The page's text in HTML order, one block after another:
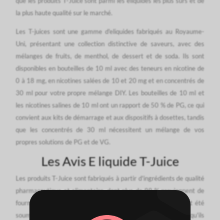
la plus haute qualité sur le marché.
Les T-juices sont une gamme d'eliquides fabriqués au Royaume-
Uni, présentant une collection distinctive de saveurs, avec des
mélanges de fruits, de menthol, de dessert et de soda. Ils sont
disponibles en bouteilles de 10 ml avec des teneurs en nicotine de
0 à 18 mg, en nicotines salées de 10 et 20 mg et en concentrés de
30 ml pour votre propre mélange DIY. Les bouteilles de 10 ml et
les nicotines salines de 10 ml ont un rapport de 50 % de PG, ce qui
convient aux kits de démarrage et aux dispositifs à dosettes, tandis
que les concentrés de 30 ml nécessitent un mélange de vos
propres solutions de PG et de VG.
Les Avis E liquide T-Juice
Les produits T-Juice sont fabriqués à partir d'ingrédients de qualité
pharmaceutique et alimentaire, dont plus de 99 % proviennent de
fournisseurs contrôlés au Royaume-Uni. Tous les produits ont été
soumis à des tests toxicologiques approfondis pour s'assurer qu'ils